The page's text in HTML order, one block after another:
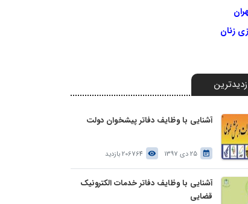
زنان
آشنایی با وظایف دفاتر پیشخوان دولت
25 دی 1397 206764 بازدید
آشنایی با وظایف دفاتر خدمات الکترونیک
قضایی